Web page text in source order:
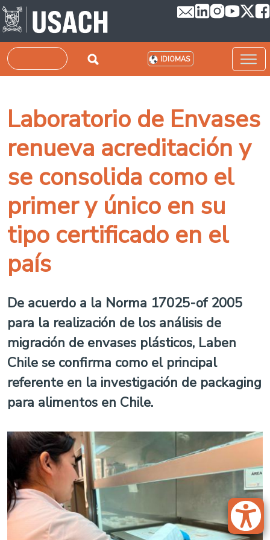
Pasar al contenido principal
Buscar IDIOMAS
Laboratorio de Envases
renueva acreditación y
se consolida como el
primer y único en su
tipo certificado en el
país
De acuerdo a la Norma 17025-of 2005
para la realización de los análisis de
migración de envases plásticos, Laben
Chile se confirma como el principal
referente en la investigación de packaging
para alimentos en Chile.